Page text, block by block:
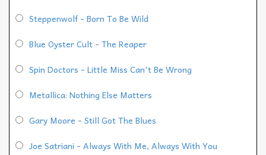
Steppenwolf - Born To Be Wild
Blue Oyster Cult - The Reaper
Spin Doctors - Little Miss Can't Be Wrong
Metallica: Nothing Else Matters
Gary Moore - Still Got The Blues
Joe Satriani - Always With Me, Always With You